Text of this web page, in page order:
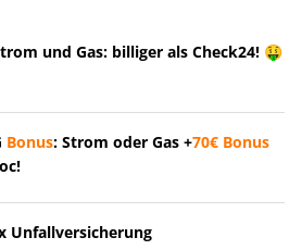
und Gas: billiger als Check24! 🤑
Bonus: Strom oder Gas +70€ Bonus
Unfallversicherung